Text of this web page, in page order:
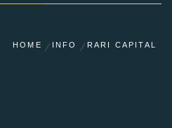
HOME INFO RARI CAPITAL